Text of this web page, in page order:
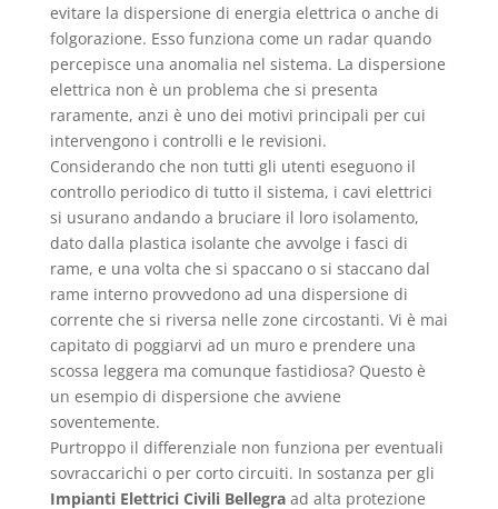
evitare la dispersione di energia elettrica o anche di
folgorazione. Esso funziona come un radar quando
percepisce una anomalia nel sistema. La dispersione
elettrica non è un problema che si presenta
raramente, anzi è uno dei motivi principali per cui
intervengono i controlli e le revisioni.
Considerando che non tutti gli utenti eseguono il
controllo periodico di tutto il sistema, i cavi elettrici
si usurano andando a bruciare il loro isolamento,
dato dalla plastica isolante che avvolge i fasci di
rame, e una volta che si spaccano o si staccano dal
rame interno provvedono ad una dispersione di
corrente che si riversa nelle zone circostanti. Vi è mai
capitato di poggiarvi ad un muro e prendere una
scossa leggera ma comunque fastidiosa? Questo è
un esempio di dispersione che avviene
soventemente.
Purtroppo il differenziale non funziona per eventuali
sovraccarichi o per corto circuiti. In sostanza per gli
Impianti Elettrici Civili Bellegraad alta protezione